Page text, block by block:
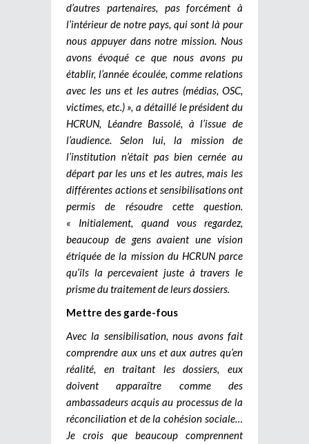
d’autres partenaires, pas forcément à
l’intérieur de notre pays, qui sont là pour
nous appuyer dans notre mission. Nous
avons évoqué ce que nous avons pu
établir, l’année écoulée, comme relations
avec les uns et les autres (médias, OSC,
victimes, etc.) », a détaillé le président du
HCRUN, Léandre Bassolé, à l’issue de
l’audience. Selon lui, la mission de
l’institution n’était pas bien cernée au
départ par les uns et les autres, mais les
différentes actions et sensibilisations ont
permis de résoudre cette question.
« Initialement, quand vous regardez,
beaucoup de gens avaient une vision
étriquée de la mission du HCRUN parce
qu’ils la percevaient juste à travers le
prisme du traitement de leurs dossiers.
Mettre des garde-fous
Avec la sensibilisation, nous avons fait
comprendre aux uns et aux autres qu’en
réalité, en traitant les dossiers, eux
doivent apparaître comme des
ambassadeurs acquis au processus de la
réconciliation et de la cohésion sociale…
Je crois que beaucoup comprennent